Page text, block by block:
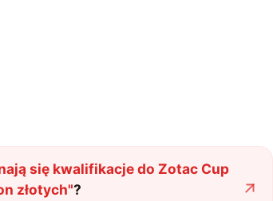
się kwalifikacje do Zotac Cup
złotych"?